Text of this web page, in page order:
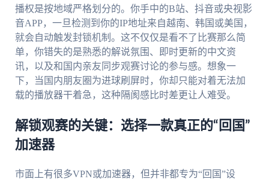
播权是按地域严格划分的。你手中的B站、抖音或央视影
音APP，一旦检测到你的IP地址来自越南、韩国或美国，
就会自动触发封锁机制。这不仅仅是看不了比赛那么简
单，你错失的是熟悉的解说氛围、即时更新的中文资
讯，以及和国内亲友同步观赛讨论的参与感。想象一
下，当国内朋友圈为进球刷屏时，你却只能对着无法加
载的播放器干着急，这种隔阂感比时差更让人难受。
解锁观赛的关键：选择一款真正的“回国”
加速器
市面上有很多VPN或加速器，但并非都专为“回国”设